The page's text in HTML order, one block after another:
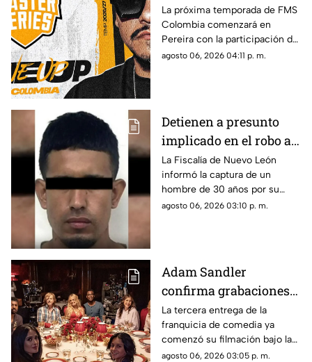
temporada ya tiene
fecha de inicio
La próxima temporada de FMS
Colombia comenzará en
Pereira con la participación del
mexicano Aczino y el regreso
agosto 06, 2026 04:11 p. m.
Detienen a presunto
implicado en el robo a
la casa de Karely Ruiz;
huellas dactilares
fueron clave
La Fiscalía de Nuevo León
informó la captura de un
hombre de 30 años por su
presunta participación en el
agosto 06, 2026 03:10 p. m.
Adam Sandler
confirma grabaciones
de 'Son Como Niños 3';
vuelve elenco original
La tercera entrega de la
franquicia de comedia ya
comenzó su filmación bajo la
producción de Netflix.
agosto 06, 2026 03:05 p. m.